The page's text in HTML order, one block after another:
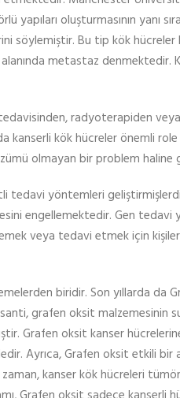
oluşturmasının yanı
söylemiştir. Bu tip kök
metastaz
radyoterapiden
kanserli kök hücreler önemli
olmayan bir problem haline
tedavi yöntemleri
engellemektedir. Gen
veya tedavi etmek için
biridir. Son yıllarda da
grafen oksit malzemesinin
Grafen oksit kanser
Ayrıca, Grafen oksit etkili bir
kanser kök hücreleri